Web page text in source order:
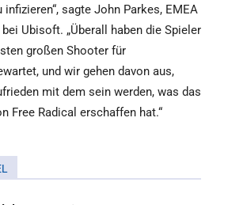
infizieren“, sagte John Parkes, EMEA
Ubisoft. „Überall haben die Spieler
großen Shooter für
und wir gehen davon aus,
mit dem sein werden, was das
Free Radical erschaffen hat.“